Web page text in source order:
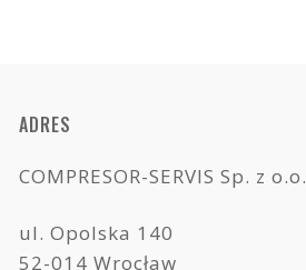
ADRES
COMPRESOR-SERVIS Sp. z o.o.
ul. Opolska 140
52-014 Wrocław